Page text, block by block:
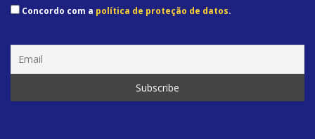
Concordo com a política de proteção de datos.